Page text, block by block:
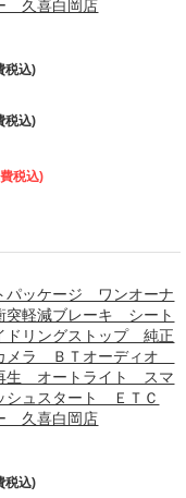
久喜白岡店
税込)
税込)
税込)
パッケージ ワンオーナ
軽減ブレーキ シート
リングストップ 純正
メラ ＢＴオーディオ
生 オートライト スマ
ュスタート ＥＴＣ
久喜白岡店
税込)